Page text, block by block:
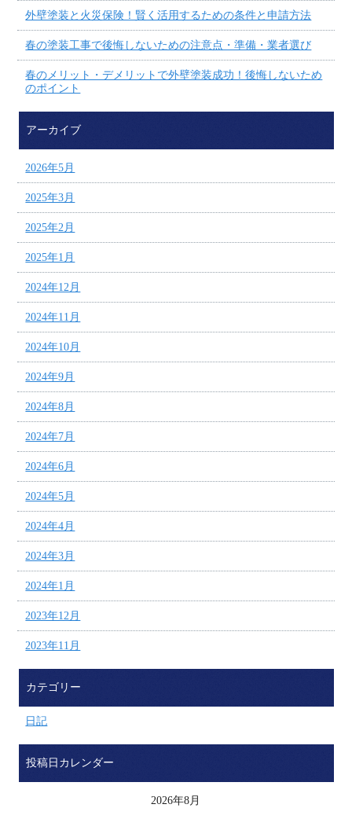
外壁塗装と火災保険！賢く活用するための条件と申請方法
春の塗装工事で後悔しないための注意点・準備・業者選び
春のメリット・デメリットで外壁塗装成功！後悔しないため
のポイント
アーカイブ
2026年5月
2025年3月
2025年2月
2025年1月
2024年12月
2024年11月
2024年10月
2024年9月
2024年8月
2024年7月
2024年6月
2024年5月
2024年4月
2024年3月
2024年1月
2023年12月
2023年11月
カテゴリー
日記
投稿日カレンダー
2026年8月